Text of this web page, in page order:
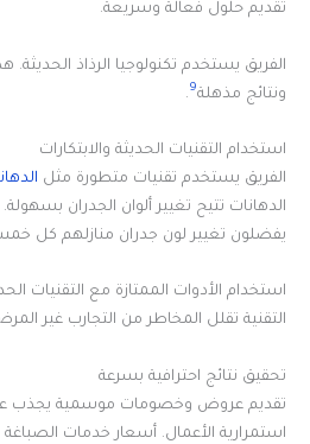
تقديم حلول فعالة وسريعة.
الفريق يستخدم تكنولوجيا الرذاذ
ونتائج مذهلة9
.
استخدام التقنيات الحديثة والابتكارات
الفريق يستخدم تقنيات متطورة مثل
يفضلون تغيير لون جدران منازلهم كل
استخدام الأدوات الممتازة مع التقنيات
التقنية تقلل المخاطر من التجارب غير
تحقيق نتائج احترافية بسرعة
تقديم عروض وخصومات موسمية يجذب